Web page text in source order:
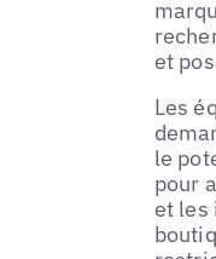
et
Les
le
pour
et les